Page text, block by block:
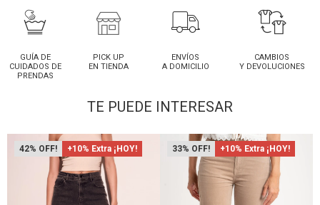
GUÍA DE
CUIDADOS DE
PRENDAS
PICK UP
EN TIENDA
ENVÍOS
A DOMICILIO
CAMBIOS
Y DEVOLUCIONES
TE PUEDE INTERESAR
42 +10% Extra ¡HOY! 33 +10% Extra ¡HOY!